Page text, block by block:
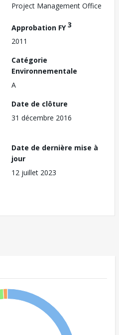
Project Management Office
Approbation FY3
2011
Catégorie
Environnementale
A
Date de clôture
31 décembre 2016
Date de dernière mise à
jour
12 juillet 2023